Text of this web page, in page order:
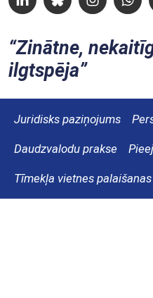
LinkedinBlueskyInstagram
Zinātne,
ilgtspēja
Juridisks paziņojums
Daudzvalodu prakse
Tīmekļa vietnes